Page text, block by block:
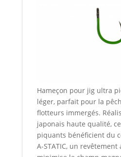
Hameçon pour jig ultra
léger, parfait pour la
flotteurs immergés.
japonais haute qualité,
piquants bénéficient du
A-STATIC, un